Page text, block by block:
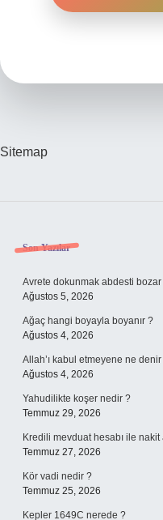
Sitemap
Sidebar
Son Yazılar
Avrete dokunmak abdesti bozar
Ağustos 5, 2026
Ağaç hangi boyayla boyanır ?
Ağustos 4, 2026
Allah’ı kabul etmeyene ne
Ağustos 4, 2026
Yahudilikte koşer nedir ?
Temmuz 29, 2026
Kredili mevduat hesabı ile
Temmuz 27, 2026
Kör vadi nedir ?
Temmuz 25, 2026
Kepler 1649C nerede ?